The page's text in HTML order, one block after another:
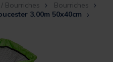
Bourriches
Bourriches
3.00m 50x40cm